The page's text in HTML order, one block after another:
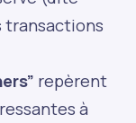
transactions
repèrent
à